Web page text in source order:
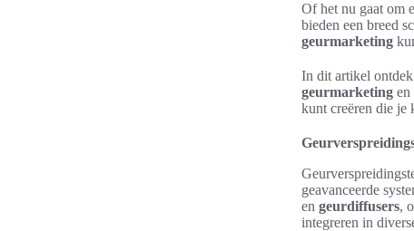
Of het nu gaat om
bieden een breed
geurmarketing
In dit artikel
geurmarketing en
kunt creëren die je
geavanceerde
en geurdiffusers,
integreren in